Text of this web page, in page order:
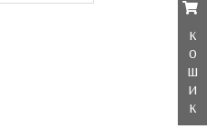
к
о
ш
и
к